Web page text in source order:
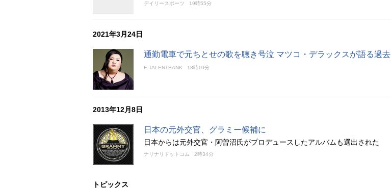
デイリースポーツ 19時55分
2021年3月24日
通勤電車で元ちとせの歌を聴き号泣 マツコ・デラックスが語る過去
E-TALENTBANK 18時10分
2013年12月8日
日本の元外交官、グラミー候補に
日本からは元外交官・阿曽沼氏がプロデュースしたアルバムも選出された
ナリナリドットコム 2時34分
トピックス